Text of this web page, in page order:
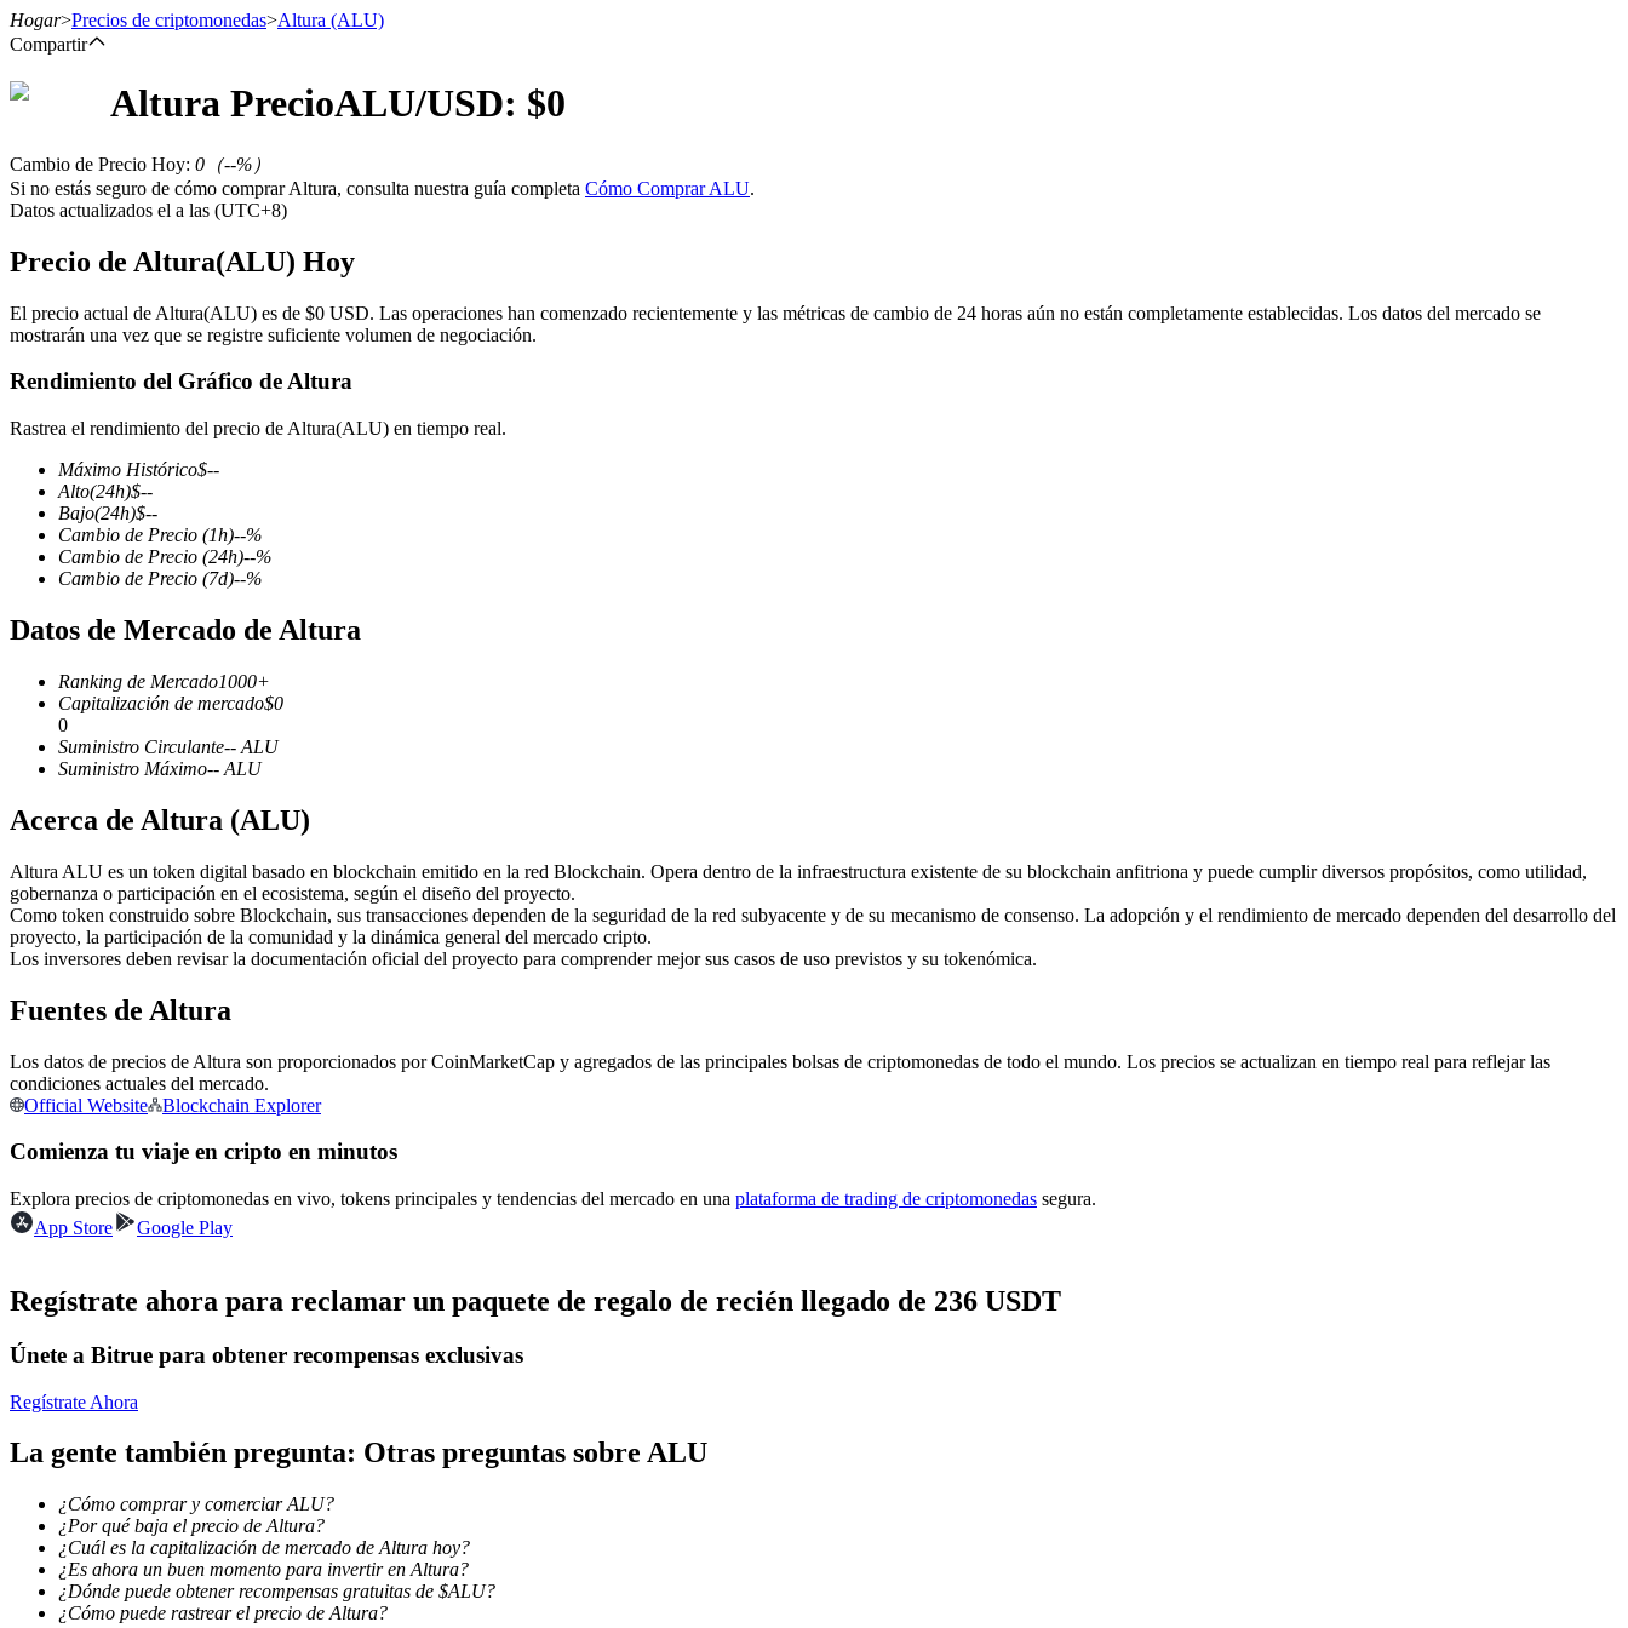
Futuros de criptomonedas
TradFi
Derivados de acciones, divisas, metales preciosos y materias primas
Futuros del USDC
Futuros que utilizan USDC como garantía
Copiar Trading
Únete a los mejores traders
Hogar>Precios de criptomonedas>Altura (ALU)
Compartir
Altura PrecioALU/USD: $0
Cambio de Precio Hoy: 0 （--%）
Si no estás seguro de cómo comprar Altura, consulta nuestra guía completa Cómo Comprar ALU.
Datos actualizados el a las (UTC+8)
Precio de Altura(ALU) Hoy
El precio actual de Altura(ALU) es de $0 USD. Las operaciones han comenzado recientemente y las métricas de cambio de 24 horas aún no están completamente establecidas. Los datos del mercado se
mostrarán una vez que se registre suficiente volumen de negociación.
Rendimiento del Gráfico de Altura
Rastrea el rendimiento del precio de Altura(ALU) en tiempo real.
Máximo Histórico$--
Alto(24h)$--
Bajo(24h)$--
Cambio de Precio (1h)--%
Cambio de Precio (24h)--%
Cambio de Precio (7d)--%
Datos de Mercado de Altura
Ranking de Mercado1000+
Capitalización de mercado$0
0
Suministro Circulante-- ALU
Suministro Máximo-- ALU
Acerca de Altura (ALU)
Altura ALU es un token digital basado en blockchain emitido en la red Blockchain. Opera dentro de la infraestructura existente de su blockchain anfitriona y puede cumplir diversos propósitos, como utilidad,
gobernanza o participación en el ecosistema, según el diseño del proyecto.
Como token construido sobre Blockchain, sus transacciones dependen de la seguridad de la red subyacente y de su mecanismo de consenso. La adopción y el rendimiento de mercado dependen del desarrollo del
proyecto, la participación de la comunidad y la dinámica general del mercado cripto.
Los inversores deben revisar la documentación oficial del proyecto para comprender mejor sus casos de uso previstos y su tokenómica.
Fuentes de Altura
Los datos de precios de Altura son proporcionados por CoinMarketCap y agregados de las principales bolsas de criptomonedas de todo el mundo. Los precios se actualizan en tiempo real para reflejar las
condiciones actuales del mercado.
Official Website
Blockchain Explorer
Comienza tu viaje en cripto en minutos
Explora precios de criptomonedas en vivo, tokens principales y tendencias del mercado en una plataforma de trading de criptomonedas segura.
App Store
Google Play
Regístrate ahora para reclamar un paquete de regalo de recién llegado de 236 USDT
Únete a Bitrue para obtener recompensas exclusivas
Regístrate Ahora
La gente también pregunta: Otras preguntas sobre ALU
¿Cómo comprar y comerciar ALU?
¿Por qué baja el precio de Altura?
¿Cuál es la capitalización de mercado de Altura hoy?
¿Es ahora un buen momento para invertir en Altura?
¿Dónde puede obtener recompensas gratuitas de $ALU?
¿Cómo puede rastrear el precio de Altura?